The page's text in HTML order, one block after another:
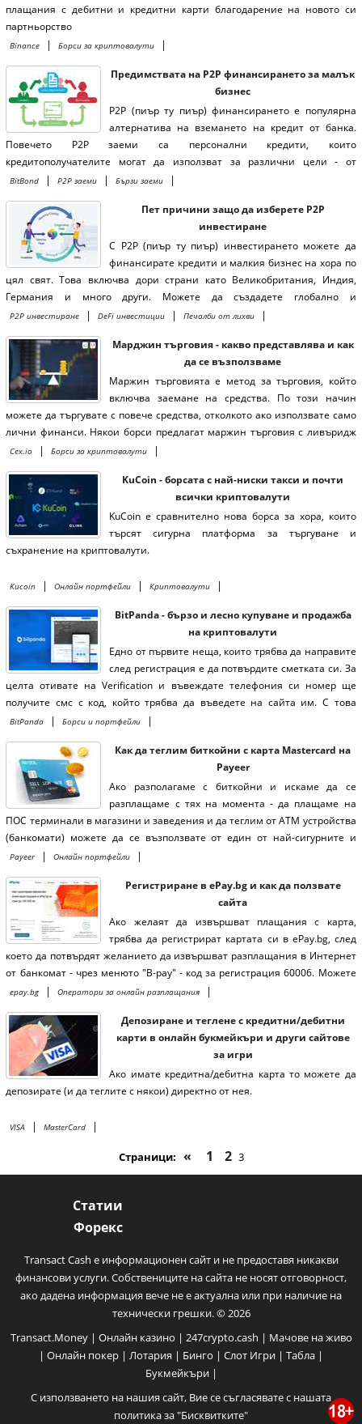
плащания с дебитни и кредитни карти благодарение на новото си
партньорство
Binance | Борси за криптовалути |
Предимствата на P2P финансирането за малък
бизнес
P2P (пиър ту пиър) финансирането е популярна
алтернатива на вземането на кредит от банка.
Повечето P2P заеми са персонални кредити, които
кредитополучателите могат да използват за различни цели - от
покриване на дългове през лични нужди и ремонт до финансиране на
BitBond | P2P заеми | Бързи заеми |
Пет причини защо да изберете P2P
инвестиране
С P2P (пиър ту пиър) инвестирането можете да
финансирате кредити и малкия бизнес на хора по
цял свят. Това включва дори страни като Великобритания, Индия,
Германия и много други. Можете да създадете глобално и
разнообразно портфолио за кредити.
P2P инвестиране | DeFi инвестиции | Печалби от лихви |
Марджин търговия - какво представлява и как
да се възползваме
Маржин търговията е метод за търговия, който
включва заемане на средства. По този начин
можете да търгувате с повече средства, отколкото ако използвате само
лични финанси. Някои борси предлагат маржин търговия с ливъридж
от 1:2 и 1:3 към Биткойн - Щатски долар, Биткойн - Евро, Етериум -
предлагат и други възможности за двойки, както и ливъридж.
Cex.io | Борси за криптовалути |
KuCoin - борсата с най-ниски такси и почти
всички криптовалути
KuCoin е сравнително нова борса за хора, които
търсят сигурна платформа за търгуване и
съхранение на криптовалути.
Kucoin | Онлайн портфейли | Криптовалути |
BitPanda - бързо и лесно купуване и продажба
на криптовалути
Едно от първите неща, които трябва да направите
след регистрация е да потвърдите сметката си. За
целта отивате на Verification и въвеждате телефония си номер ще
получите смс с код, който трябва да въведете на сайта им. С това
завършвате първо ниво на верификация и можете да ползвате
BitPanda | Борси и портфейли |
Как да теглим биткойни с карта Mastercard на
Payeer
Ако разполагаме с биткойни и искаме да се
разплащаме с тях на момента - да плащаме на
ПОС терминали в магазини и заведения и да теглим от АТМ устройства
(банкомати) можете да се възползвате от един от най-сигурните и
богати на възможности онлайн портфейли: Payeer.
Payeer | Онлайн портфейли |
Регистриране в ePay.bg и как да ползвате
сайта
Ако желаят да извършват плащания с карта,
трябва да регистрират картата си в ePay.bg, след
което да потвърдят желанието да извършват разплащания в Интернет
от банкомат - чрез менюто "B-pay" - код за регистрация 60006. Можете
да потвърдите карата си и онлайн, ако предпочитате
epay.bg | Оператори за онлайн разплащания |
Депозиране и теглене с кредитни/дебитни
карти в онлайн букмейкъри и други сайтове
за игри
Ако имате кредитна/дебитна карта то можете да
депозирате (и да теглите с някои) директно от нея.
VISA | MasterCard |
Страници: « 1 2 3
Статии
Форекс
Transact Cash е информационен сайт и не предоставя никакви
финансови услуги. Собствениците на сайта не носят отговорност,
ако дадена информация вече не е актуална или при наличие на
технически грешки. © 2026
Transact.Money| Онлайн казино | 247crypto.cash | Мачове на живо
| Онлайн покер | Лотария | Бинго | Слот Игри | Табла |
Букмейкъри|
С използването на нашия сайт, Вие се съгласявате с нашата
политика за"Бисквитките"